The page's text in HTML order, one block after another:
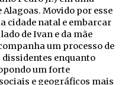
Movido por esse
cidade natal e embarcar
de Ivan e da mãe
um processo de
dissidentes enquanto
um forte
e geográficos mais